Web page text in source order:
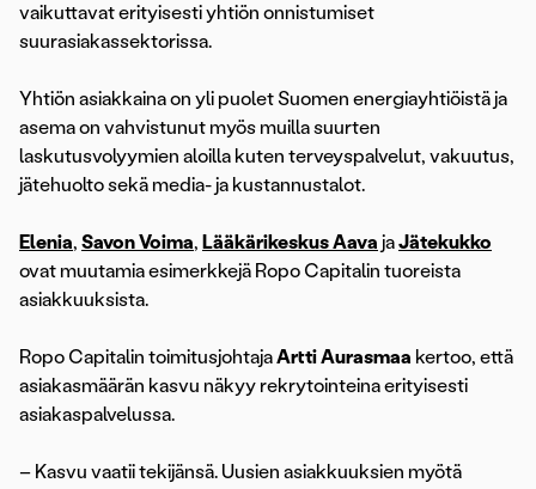
vaikuttavat erityisesti yhtiön onnistumiset
suurasiakassektorissa.
Yhtiön asiakkaina on yli puolet Suomen energiayhtiöistä ja
asema on vahvistunut myös muilla suurten
laskutusvolyymien aloilla kuten terveyspalvelut, vakuutus,
jätehuolto sekä media- ja kustannustalot.
Elenia, Savon Voima, Lääkärikeskus Aava jaJätekukko
ovat muutamia esimerkkejä Ropo Capitalin tuoreista
asiakkuuksista.
Ropo Capitalin toimitusjohtajaArtti Aurasmaa kertoo, että
asiakasmäärän kasvu näkyy rekrytointeina erityisesti
asiakaspalvelussa.
– Kasvu vaatii tekijänsä. Uusien asiakkuuksien myötä